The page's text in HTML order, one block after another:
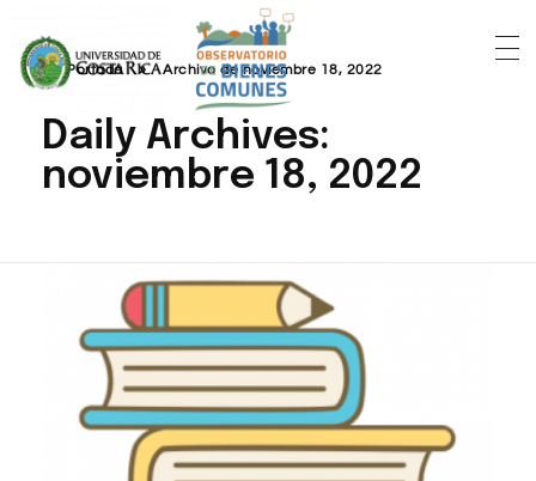
Portada » Archivo de noviembre 18, 2022
Daily Archives:
noviembre 18, 2022